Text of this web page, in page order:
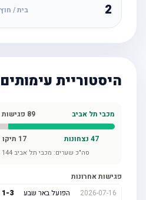
בית / חוץ
היסטוריית עימותים
מכבי תל אביב 89פגישות
47נצחונות 17תיקו
סה"כ שערים:מכבי תל אביב144
—
פגישות אחרונות
2026-07-16
הפועל באר שבע 1